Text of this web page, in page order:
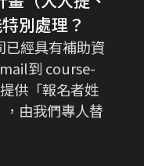
別處理？
已經具有補助資
到 course-
供「報名者姓
由我們專人替